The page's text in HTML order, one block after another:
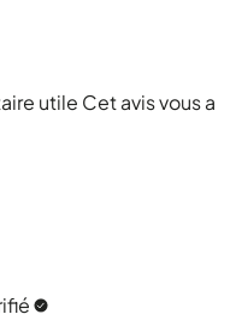
utile Cet avis vous a